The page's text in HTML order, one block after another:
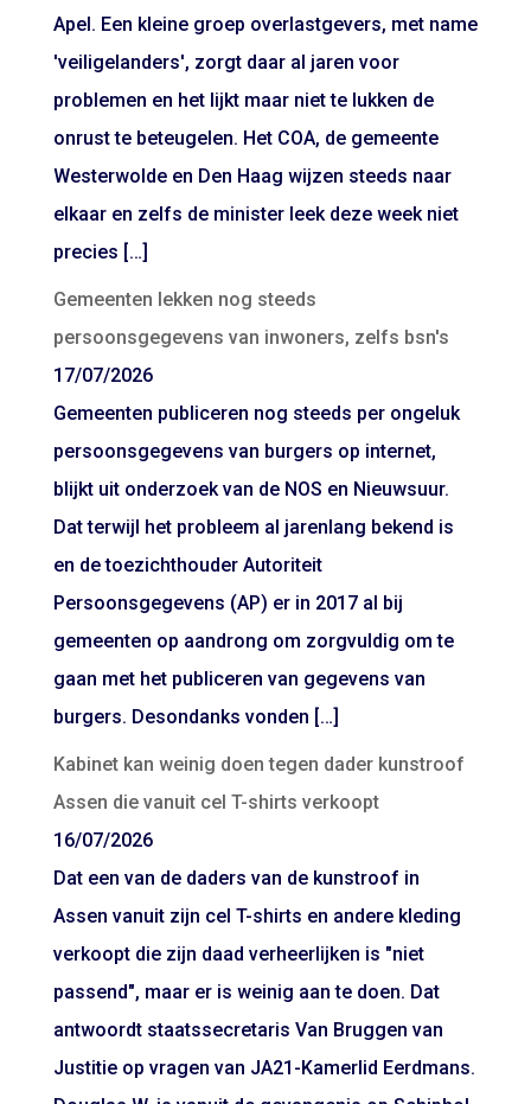
Apel. Een kleine groep overlastgevers, met name
'veiligelanders', zorgt daar al jaren voor
problemen en het lijkt maar niet te lukken de
onrust te beteugelen. Het COA, de gemeente
Westerwolde en Den Haag wijzen steeds naar
elkaar en zelfs de minister leek deze week niet
precies […]
Gemeenten lekken nog steeds
persoonsgegevens van inwoners, zelfs bsn's
17/07/2026
Gemeenten publiceren nog steeds per ongeluk
persoonsgegevens van burgers op internet,
blijkt uit onderzoek van de NOS en Nieuwsuur.
Dat terwijl het probleem al jarenlang bekend is
en de toezichthouder Autoriteit
Persoonsgegevens (AP) er in 2017 al bij
gemeenten op aandrong om zorgvuldig om te
gaan met het publiceren van gegevens van
burgers. Desondanks vonden […]
Kabinet kan weinig doen tegen dader kunstroof
Assen die vanuit cel T-shirts verkoopt
16/07/2026
Dat een van de daders van de kunstroof in
Assen vanuit zijn cel T-shirts en andere kleding
verkoopt die zijn daad verheerlijken is "niet
passend", maar er is weinig aan te doen. Dat
antwoordt staatssecretaris Van Bruggen van
Justitie op vragen van JA21-Kamerlid Eerdmans.